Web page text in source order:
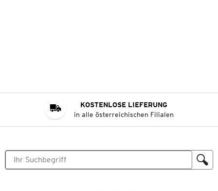
KOSTENLOSE LIEFERUNG
in alle österreichischen Filialen